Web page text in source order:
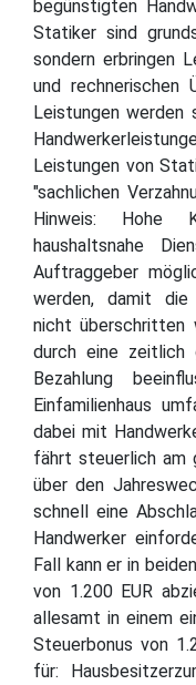
begünstigten
Statiker sind
sondern erbringen
und rechnerischen
Leistungen werden
Leistungen von
"sachlichen
Hinweis: Hohe
haushaltsnahe
Auftraggeber
werden, damit die
nicht überschritten
durch eine zeitlich
Bezahlung
Einfamilienhaus
dabei mit
fährt steuerlich am
über den
schnell eine
Handwerker
Fall kann er in
von 1.200 EUR
allesamt in einem
Steuerbonus von
für: